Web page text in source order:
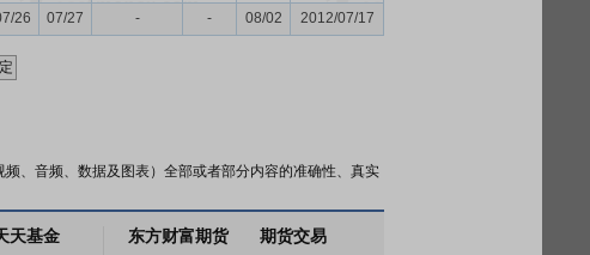
26 07/27 - - 08/02 2012/07/17
、音频、数据及图表）全部或者部分内容的准确性、真实
天基金 东方财富期货 期货交易